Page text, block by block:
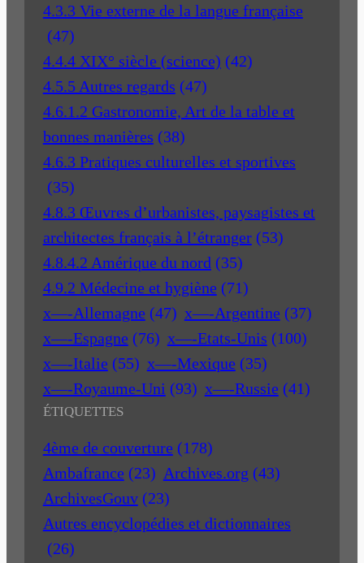
4.3.3 Vie externe de la langue française
(47)
4.4.4 XIX° siècle (science) (42)
4.5.5 Autres regards (47)
4.6.1.2 Gastronomie, Art de la table et
bonnes manières (38)
4.6.3 Pratiques culturelles et sportives
(35)
4.8.3 Œuvres d’urbanistes, paysagistes et
architectes français à l’étranger (53)
4.8.4.2 Amérique du nord (35)
4.9.2 Médecine et hygiène (71)
x—-Allemagne (47) x—-Argentine (37)
x—-Espagne (76) x—-Etats-Unis (100)
x—-Italie (55) x—-Mexique (35)
x—-Royaume-Uni (93) x—-Russie (41)
ÉTIQUETTES
4ème de couverture (178)
Ambafrance (23) Archives.org (43)
ArchivesGouv (23)
Autres encyclopédies et dictionnaires
(26)